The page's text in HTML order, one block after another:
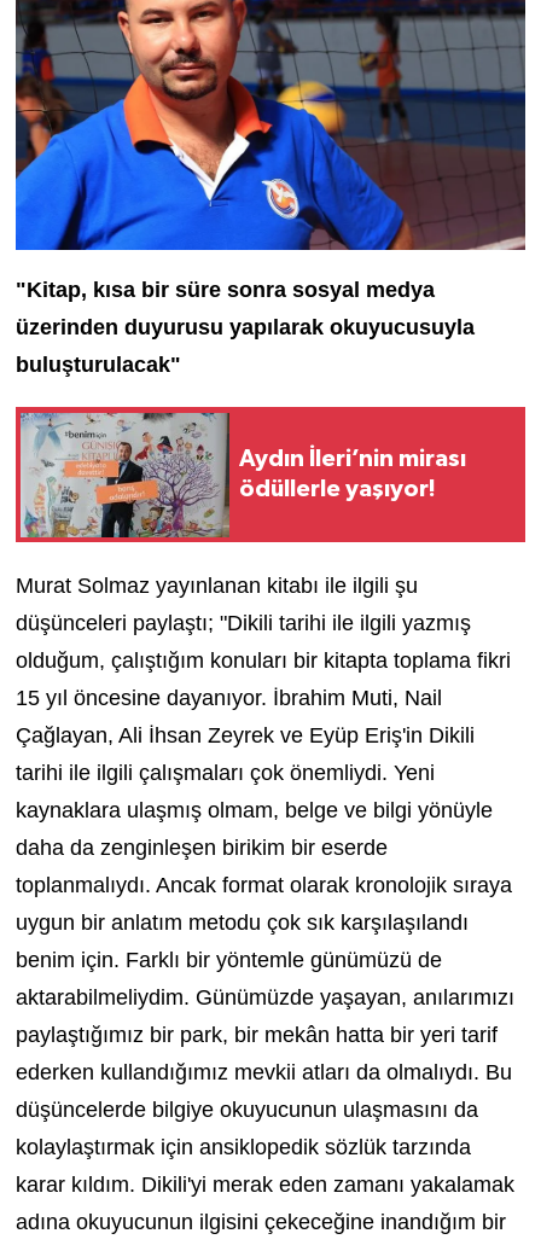
"Kitap, kısa bir süre sonra sosyal medya
üzerinden duyurusu yapılarak okuyucusuyla
buluşturulacak"
Aydın İleri’nin mirası
ödüllerle yaşıyor!
Murat Solmaz yayınlanan kitabı ile ilgili şu
düşünceleri paylaştı; "Dikili tarihi ile ilgili yazmış
olduğum, çalıştığım konuları bir kitapta toplama fikri
15 yıl öncesine dayanıyor. İbrahim Muti, Nail
Çağlayan, Ali İhsan Zeyrek ve Eyüp Eriş'in Dikili
tarihi ile ilgili çalışmaları çok önemliydi. Yeni
kaynaklara ulaşmış olmam, belge ve bilgi yönüyle
daha da zenginleşen birikim bir eserde
toplanmalıydı. Ancak format olarak kronolojik sıraya
uygun bir anlatım metodu çok sık karşılaşılandı
benim için. Farklı bir yöntemle günümüzü de
aktarabilmeliydim. Günümüzde yaşayan, anılarımızı
paylaştığımız bir park, bir mekân hatta bir yeri tarif
ederken kullandığımız mevkii atları da olmalıydı. Bu
düşüncelerde bilgiye okuyucunun ulaşmasını da
kolaylaştırmak için ansiklopedik sözlük tarzında
karar kıldım. Dikili'yi merak eden zamanı yakalamak
adına okuyucunun ilgisini çekeceğine inandığım bir